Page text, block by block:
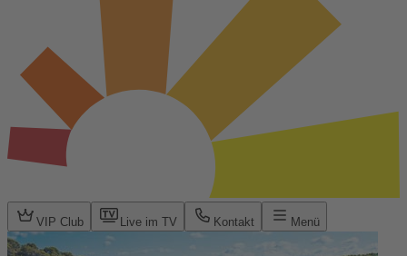
VIP Club Live im TV Kontakt Menü